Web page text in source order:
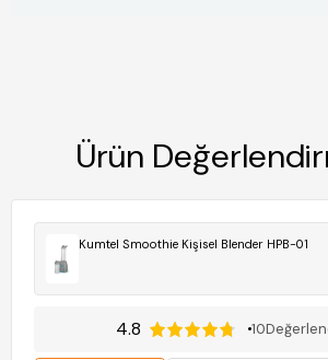
Ürün
Kumtel Smoothie Kişisel Blender HPB-01
4.8 10